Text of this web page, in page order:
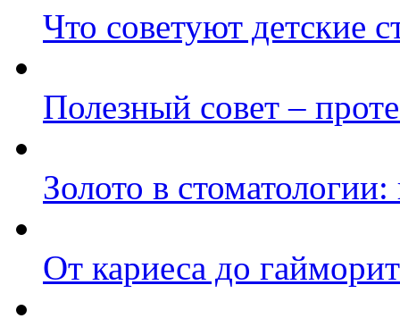
Что советуют детские
Полезный совет –
Золото в
От кариеса до